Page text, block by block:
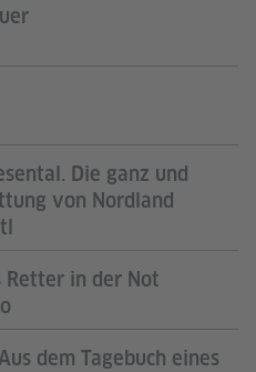
Die ganz und
von Nordland
Retter in der Not
dem Tagebuch eines